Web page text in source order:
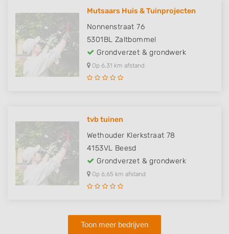
Mutsaars Huis & Tuinprojecten
Nonnenstraat 76
5301BL Zaltbommel
Grondverzet & grondwerk
Op 6,31 km afstand
tvb tuinen
Wethouder Klerkstraat 78
4153VL Beesd
Grondverzet & grondwerk
Op 6,65 km afstand
Toon meer bedrijven